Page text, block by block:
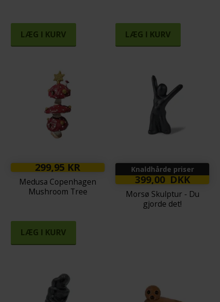
LÆG I KURV LÆG I KURV
299,95 KR
Medusa Copenhagen
Mushroom Tree
LÆG I KURV
Knaldhårde priser
399,00 DKK
Morsø Skulptur - Du
gjorde det!